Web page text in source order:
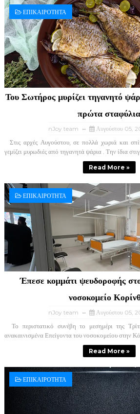
ΕΠΙΚΑΙΡΟΤΗΤΑ
Του Σωτήρος μυρίζει τηγανητό
πρώτα σταφύλια
nJoy team Αυγούστου 05,
Στις αρχές Αυγούστου, σε πολλά χωριά και
γεμίζει μυρωδιές από τηγανητά ψάρια . Την ίδια
Read More »
ΕΠΙΚΑΙΡΟΤΗΤΑ
Έπεσε κομμάτι ψευδοροφής
νοσοκομείο
nJoy team Αυγούστου 05,
Το περιστατικό συνέβη το μεσημέρι της
ανακαινισμένα Επείγοντα του νοσοκομείου στην
Read More »
ΕΠΙΚΑΙΡΟΤΗΤΑ